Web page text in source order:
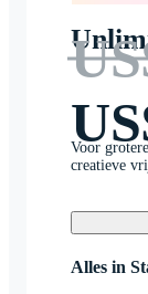
Voor
creatieve
Alles in